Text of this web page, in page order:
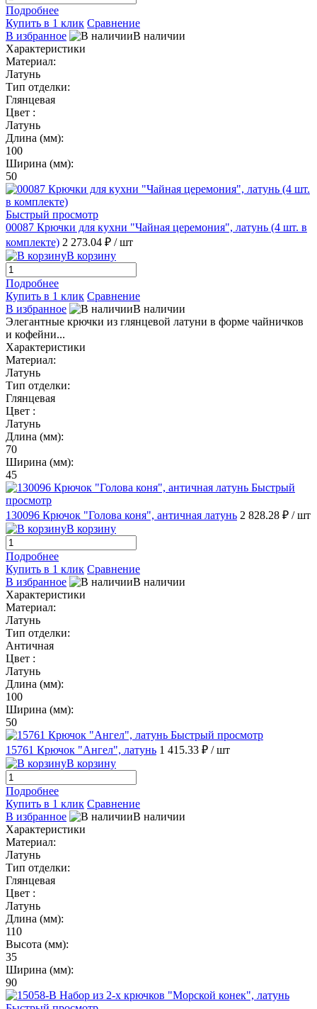
Подробнее
Купить в 1 клик Сравнение
В избранное
В наличии
Характеристики
Материал:
Латунь
Тип отделки:
Глянцевая
Цвет :
Латунь
Длина (мм):
100
Ширина (мм):
50
Быстрый просмотр
00087 Крючки для кухни "Чайная церемония", латунь (4 шт. в
комплекте) 2 273.04 ₽ / шт
В корзину
Подробнее
Купить в 1 клик Сравнение
В избранное
В наличии
Элегантные крючки из глянцевой латуни в форме чайничков
и кофейни...
Характеристики
Материал:
Латунь
Тип отделки:
Глянцевая
Цвет :
Латунь
Длина (мм):
70
Ширина (мм):
45
Быстрый
просмотр
130096 Крючок "Голова коня", античная латунь 2 828.28 ₽ / шт
В корзину
Подробнее
Купить в 1 клик Сравнение
В избранное
В наличии
Характеристики
Материал:
Латунь
Тип отделки:
Античная
Цвет :
Латунь
Длина (мм):
100
Ширина (мм):
50
Быстрый просмотр
15761 Крючок "Ангел", латунь 1 415.33 ₽ / шт
В корзину
Подробнее
Купить в 1 клик Сравнение
В избранное
В наличии
Характеристики
Материал:
Латунь
Тип отделки:
Глянцевая
Цвет :
Латунь
Длина (мм):
110
Высота (мм):
35
Ширина (мм):
90